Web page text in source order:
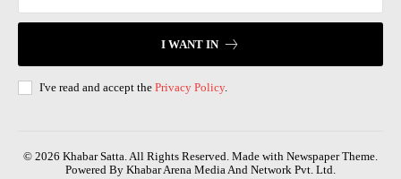
I WANT IN
I've read and accept the Privacy Policy.
© 2026 Khabar Satta. All Rights Reserved. Made with Newspaper Theme.
Powered By Khabar Arena Media And Network Pvt. Ltd.